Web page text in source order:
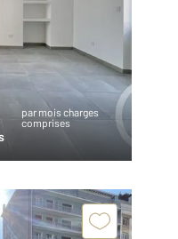
par mois charges
comprises